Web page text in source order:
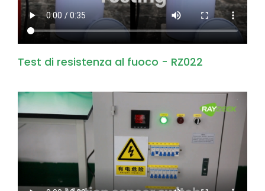
Test di resistenza al fuoco - RZ022